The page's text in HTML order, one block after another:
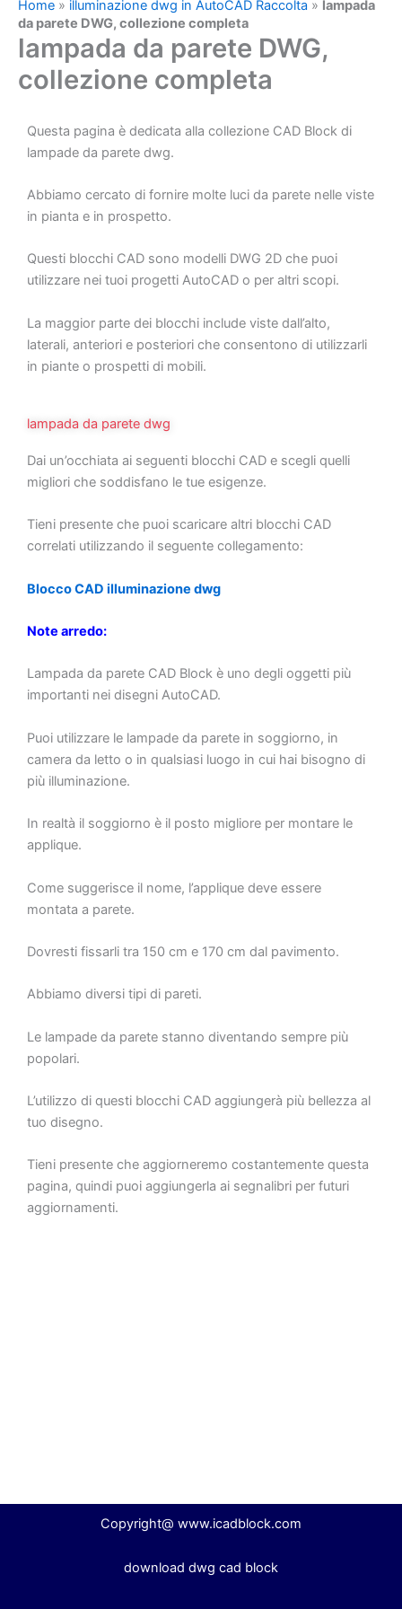
Home » illuminazione dwg in AutoCAD Raccolta » lampada
da parete DWG, collezione completa
lampada da parete DWG,
collezione completa
Questa pagina è dedicata alla collezione CAD Block di
lampade da parete dwg.
Abbiamo cercato di fornire molte luci da parete nelle viste
in pianta e in prospetto.
Questi blocchi CAD sono modelli DWG 2D che puoi
utilizzare nei tuoi progetti AutoCAD o per altri scopi.
La maggior parte dei blocchi include viste dall’alto,
laterali, anteriori e posteriori che consentono di utilizzarli
in piante o prospetti di mobili.
lampada da parete dwg
Dai un’occhiata ai seguenti blocchi CAD e scegli quelli
migliori che soddisfano le tue esigenze.
Tieni presente che puoi scaricare altri blocchi CAD
correlati utilizzando il seguente collegamento:
Blocco CAD illuminazione dwg
Note arredo:
Lampada da parete CAD Block è uno degli oggetti più
importanti nei disegni AutoCAD.
Puoi utilizzare le lampade da parete in soggiorno, in
camera da letto o in qualsiasi luogo in cui hai bisogno di
più illuminazione.
In realtà il soggiorno è il posto migliore per montare le
applique.
Come suggerisce il nome, l’applique deve essere
montata a parete.
Dovresti fissarli tra 150 cm e 170 cm dal pavimento.
Abbiamo diversi tipi di pareti.
Le lampade da parete stanno diventando sempre più
popolari.
L’utilizzo di questi blocchi CAD aggiungerà più bellezza al
tuo disegno.
Tieni presente che aggiorneremo costantemente questa
pagina, quindi puoi aggiungerla ai segnalibri per futuri
aggiornamenti.
Copyright@ www.icadblock.com
download dwg cad block